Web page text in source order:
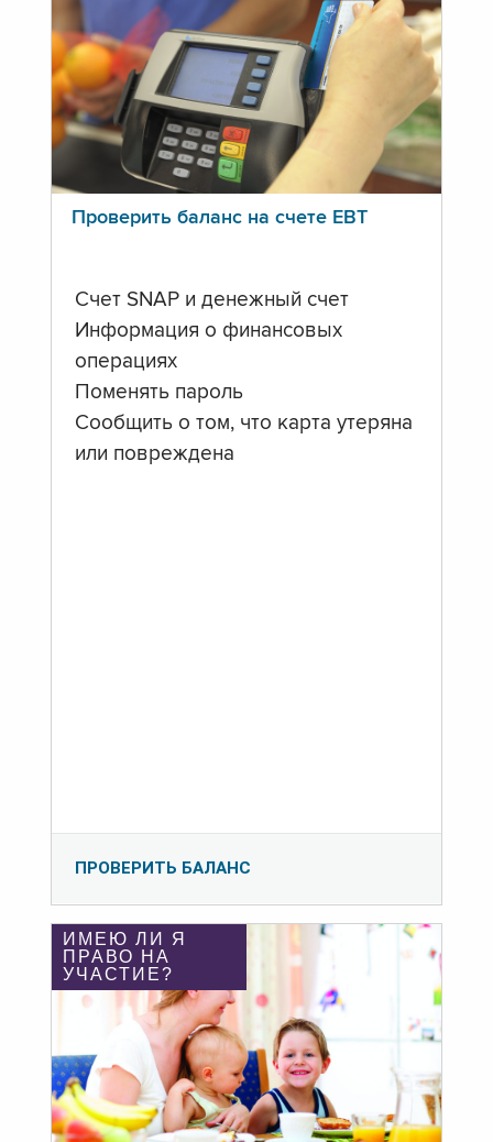
Проверить баланс на счете ЕВТ
Счет SNAP и денежный счет
Информация о финансовых
операциях
Поменять пароль
Сообщить о том, что карта утеряна
или повреждена
ПРОВЕРИТЬ БАЛАНС
ИМЕЮ ЛИ Я
ПРАВО НА
УЧАСТИЕ?